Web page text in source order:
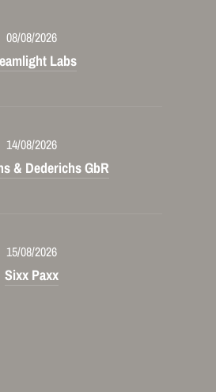
08/08/2026
Labs
14/08/2026
& Dederichs GbR
15/08/2026
Sixx Paxx